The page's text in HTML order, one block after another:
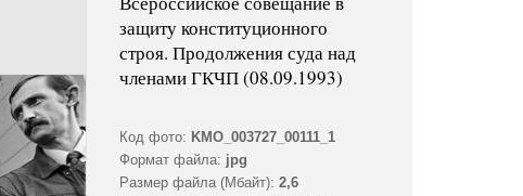
защиту конституционного
строя. Продолжения суда над
членами ГКЧП (08.09.1993)
Код фото: KMO_003727_00111_1
Формат файла: jpg
Размер файла (Мбайт): 2,6